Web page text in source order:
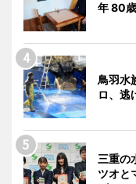
年 80
鳥羽水
ロ、逃
三重の
ツオと